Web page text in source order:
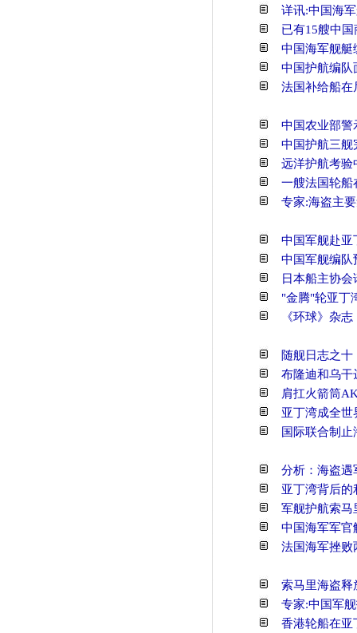
详讯:中国海
已有15艘中
中国海军舰艇
中国护航编队
法国补给船在
中国农业部警
中国护航三舰
远洋护航考验
一艘法国轮船
专家:海盗主
中国军舰赴亚
中国军舰编队
日本船主协
"金腾"轮亚丁
《环球》杂
随舰日志之
布隆迪和乌干
肩扛火箭筒
亚丁湾成全
国际联合制
分析：海盗遇
亚丁湾背后的
军舰护航索马
中国海军军官
法国海军挫败
索马里海盗释
专家:中国军
香港轮船在亚